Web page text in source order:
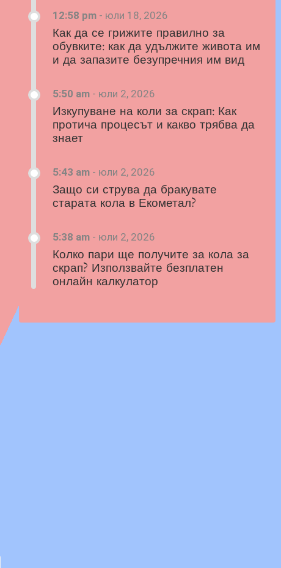
12:58 pm - юли 18, 2026
Как да се грижите правилно за
обувките: как да удължите живота им
и да запазите безупречния им вид
5:50 am - юли 2, 2026
Изкупуване на коли за скрап: Как
протича процесът и какво трябва да
знает
5:43 am - юли 2, 2026
Защо си струва да бракувате
старата кола в Екометал?
5:38 am - юли 2, 2026
Колко пари ще получите за кола за
скрап? Използвайте безплатен
онлайн калкулатор